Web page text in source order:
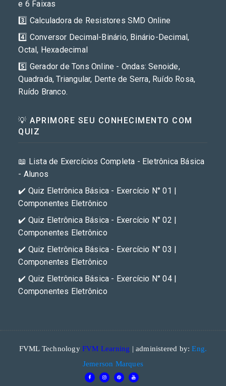
e 6 Faixas
3️⃣ Calculadora de Resistores SMD Online
4️⃣ Conversor Decimal-Binário, Binário-Decimal,
Octal, Hexadecimal
5️⃣ Gerador de Tons Online - Ondas: Senoide,
Quadrada, Triangular, Dente de Serra, Ruído Rosa,
Ruído Branco.
💡 APRIMORE SEU CONHECIMENTO COM
QUIZ
📖 Lista de Exercícios Completa - Eletrônica Básica
- Alunos
✔️ Quiz Eletrônica Básica - Exercício N° 01 |
Componentes Eletrônico
✔️ Quiz Eletrônica Básica - Exercício N° 02 |
Componentes Eletrônico
✔️ Quiz Eletrônica Básica - Exercício N° 03 |
Componentes Eletrônico
✔️ Quiz Eletrônica Básica - Exercício N° 04 |
Componentes Eletrônico
FVML Technology FVM Learning | administered by:Eng.
Jemerson Marques